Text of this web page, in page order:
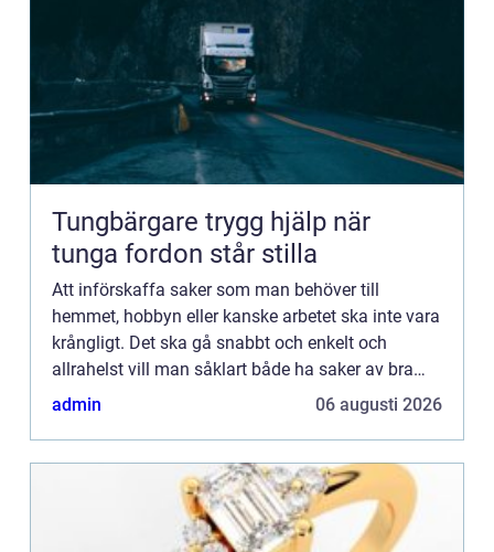
Tungbärgare trygg hjälp när
tunga fordon står stilla
Att införskaffa saker som man behöver till
hemmet, hobbyn eller kanske arbetet ska inte vara
krångligt. Det ska gå snabbt och enkelt och
allrahelst vill man såklart både ha saker av bra
kvalitet och till ett bra pri...
admin 06 augusti 2026